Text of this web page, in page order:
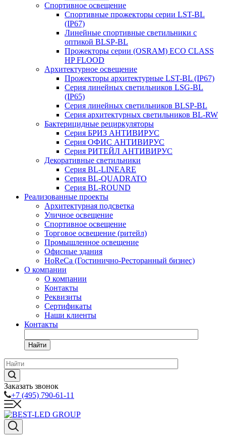
Спортивное освещение
Спортивные прожекторы серии LST-BL
(IP67)
Линейные спортивные светильники с
оптикой BLSP-BL
Прожекторы серии (OSRAM) ECO CLASS
HP FLOOD
Архитектурное освещение
Прожекторы архитектурные LST-BL (IP67)
Серия линейных светильников LSG-BL
(IP65)
Серия линейных светильников BLSP-BL
Серия архитектурных светильников BL-RW
Бактерицидные рециркуляторы
Серия БРИЗ АНТИВИРУС
Серия ОФИС АНТИВИРУС
Серия РИТЕЙЛ АНТИВИРУС
Декоративные светильники
Серия BL-LINEARE
Серия BL-QUADRATO
Серия BL-ROUND
Реализованные проекты
Архитектурная подсветка
Уличное освещение
Спортивное освещение
Торговое освещение (ритейл)
Промышленное освещение
Офисные здания
HoReCa (Гостинично-Ресторанный бизнес)
О компании
О компании
Контакты
Реквизиты
Сертификаты
Наши клиенты
Контакты
Найти
Заказать звонок
+7 (495) 790-61-11